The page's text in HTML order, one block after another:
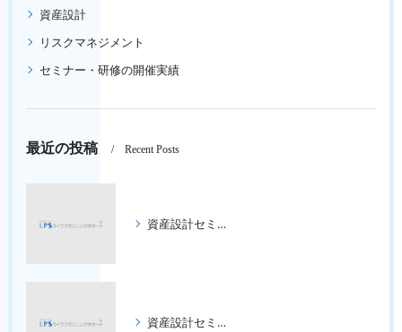
資産設計
リスクマネジメント
セミナー・研修の開催実績
最近の投稿 Recent Posts
資産設計セミナー ３回コース
資産設計セミナー ３回コース